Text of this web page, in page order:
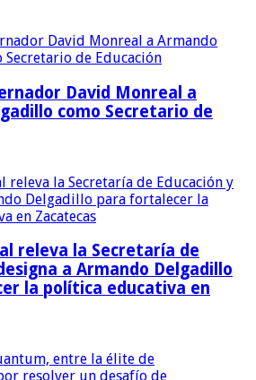
David Monreal a
como Secretario de
releva la Secretaría de
a Armando Delgadillo
la política educativa en